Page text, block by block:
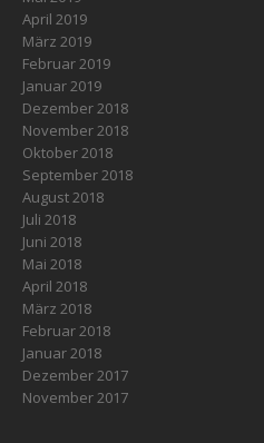
April 2019
März 2019
Februar 2019
Januar 2019
Dezember 2018
November 2018
Oktober 2018
September 2018
August 2018
Juli 2018
Juni 2018
Mai 2018
April 2018
März 2018
Februar 2018
Januar 2018
Dezember 2017
November 2017